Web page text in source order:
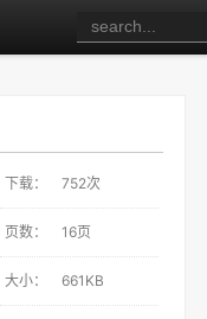
下载： 752次
页数： 16页
大小： 661KB